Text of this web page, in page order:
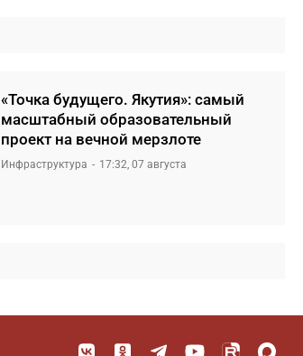
«Точка будущего. Якутия»: самый
масштабный образовательный
проект на вечной мерзлоте
Инфраструктура 17:32, 07 августа